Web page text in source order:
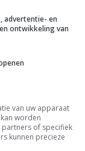
voor
advertentie- en
ontwikkeling van
van uw apparaat
worden
of specifiek
kunnen precieze